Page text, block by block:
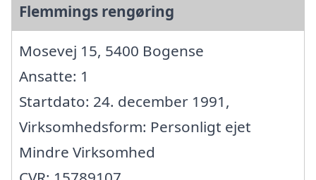
Flemmings rengøring
Mosevej 15, 5400 Bogense
Ansatte: 1
Startdato: 24. december 1991,
Virksomhedsform: Personligt ejet
Mindre Virksomhed